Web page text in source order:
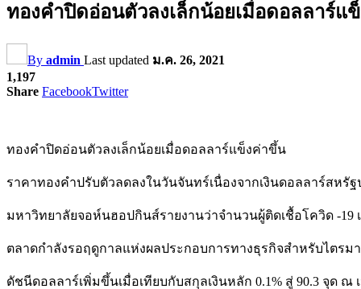
ทองคำปิดอ่อนตัวลงเล็กน้อยเมื่อดอลลาร์แ
By admin Last updated ม.ค. 26, 2021
1,197
Share FacebookTwitter
ทองคำปิดอ่อนตัวลงเล็กน้อยเมื่อดอลลาร์แข็งค่าขึ้น
ราคาทองคำปรับตัวลดลงในวันจันทร์เนื่องจากเงินดอลลาร์สห
มหาวิทยาลัยจอห์นฮอปกินส์รายงานว่าจำนวนผู้ติดเชื้อโควิด -
ตลาดกำลังรอฤดูกาลแห่งผลประกอบการทางธุรกิจสำหรับไตรม
ดัชนีดอลลาร์เพิ่มขึ้นเมื่อเทียบกับสกุลเงินหลัก 0.1% สู่ 90.3 จุด ณ